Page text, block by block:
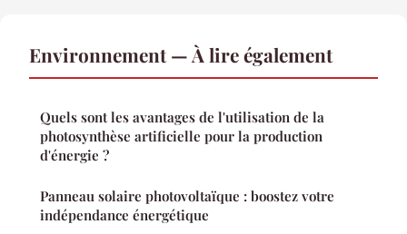
Environnement — À lire également
Quels sont les avantages de l'utilisation de la
photosynthèse artificielle pour la production
d'énergie ?
Panneau solaire photovoltaïque : boostez votre
indépendance énergétique